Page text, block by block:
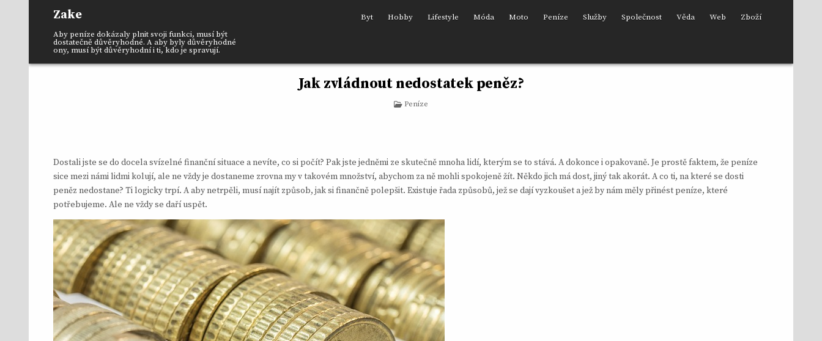
Zake
Aby peníze dokázaly plnit svoji funkci, musí být
dostatečně důvěryhodné. A aby byly důvěryhodné
ony, musí být důvěryhodní i ti, kdo je spravují.
Byt Hobby Lifestyle Móda Moto Peníze Služby Společnost Věda Web Zboží
Jak zvládnout nedostatek peněz?
Posted
Peníze
Dostali jste se do docela svízelné finanční situace a nevíte, co si počít? Pak jste jedněmi ze skutečně mnoha lidí, kterým se to stává. A dokonce i opakovaně. Je prostě faktem, že peníze
sice mezi námi lidmi kolují, ale ne vždy je dostaneme zrovna my v takovém množství, abychom za ně mohli spokojeně žít. Někdo jich má dost, jiný tak akorát. A co ti, na které se dosti
peněz nedostane? Ti logicky trpí. A aby netrpěli, musí najít způsob, jak si finančně polepšit. Existuje řada způsobů, jež se dají vyzkoušet a jež by nám měly přinést peníze, které
potřebujeme. Ale ne vždy se daří uspět.